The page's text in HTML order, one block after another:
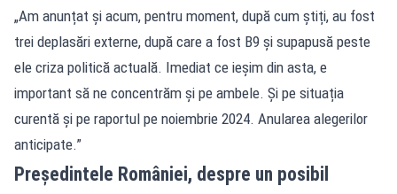
„Am anunțat și acum, pentru moment, după cum știți, au fost
trei deplasări externe, după care a fost B9 și supapusă peste
ele criza politică actuală. Imediat ce ieșim din asta, e
important să ne concentrăm și pe ambele. Și pe situația
curentă și pe raportul pe noiembrie 2024. Anularea alegerilor
anticipate.”
Președintele României, despre un posibil